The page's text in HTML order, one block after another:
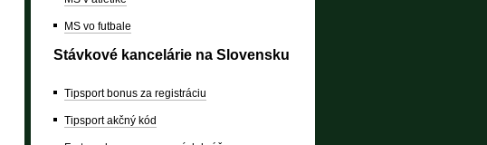
MS vo futbale
Stávkové kancelárie na Slovensku
Tipsport bonus za registráciu
Tipsport akčný kód